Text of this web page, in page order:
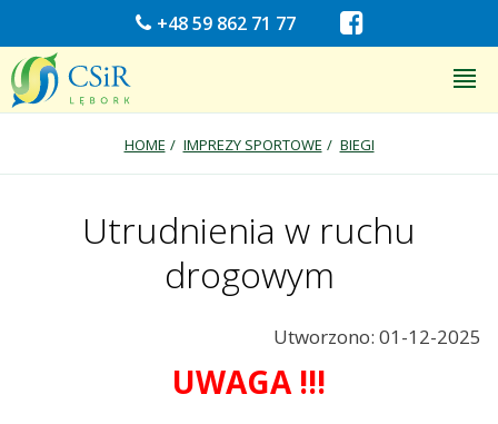
+48 59 862 71 77
HOME IMPREZY SPORTOWE BIEGI
Utrudnienia w ruchu
drogowym
Utworzono: 01-12-2025
UWAGA !!!